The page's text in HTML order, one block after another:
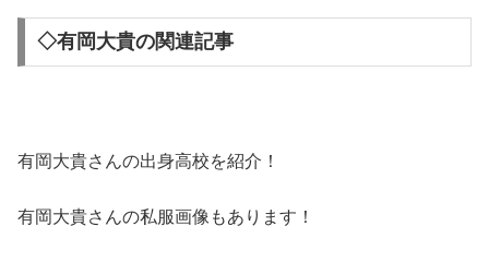
◇有岡大貴の関連記事
有岡大貴さんの出身高校を紹介！
有岡大貴さんの私服画像もあります！